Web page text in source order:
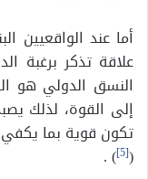
أما عند الواقعيين
علاقة تذكر برغبة
النسق الدولي هو
إلى القوة، لذلك
تكون قوية بما
(
[5]
) .